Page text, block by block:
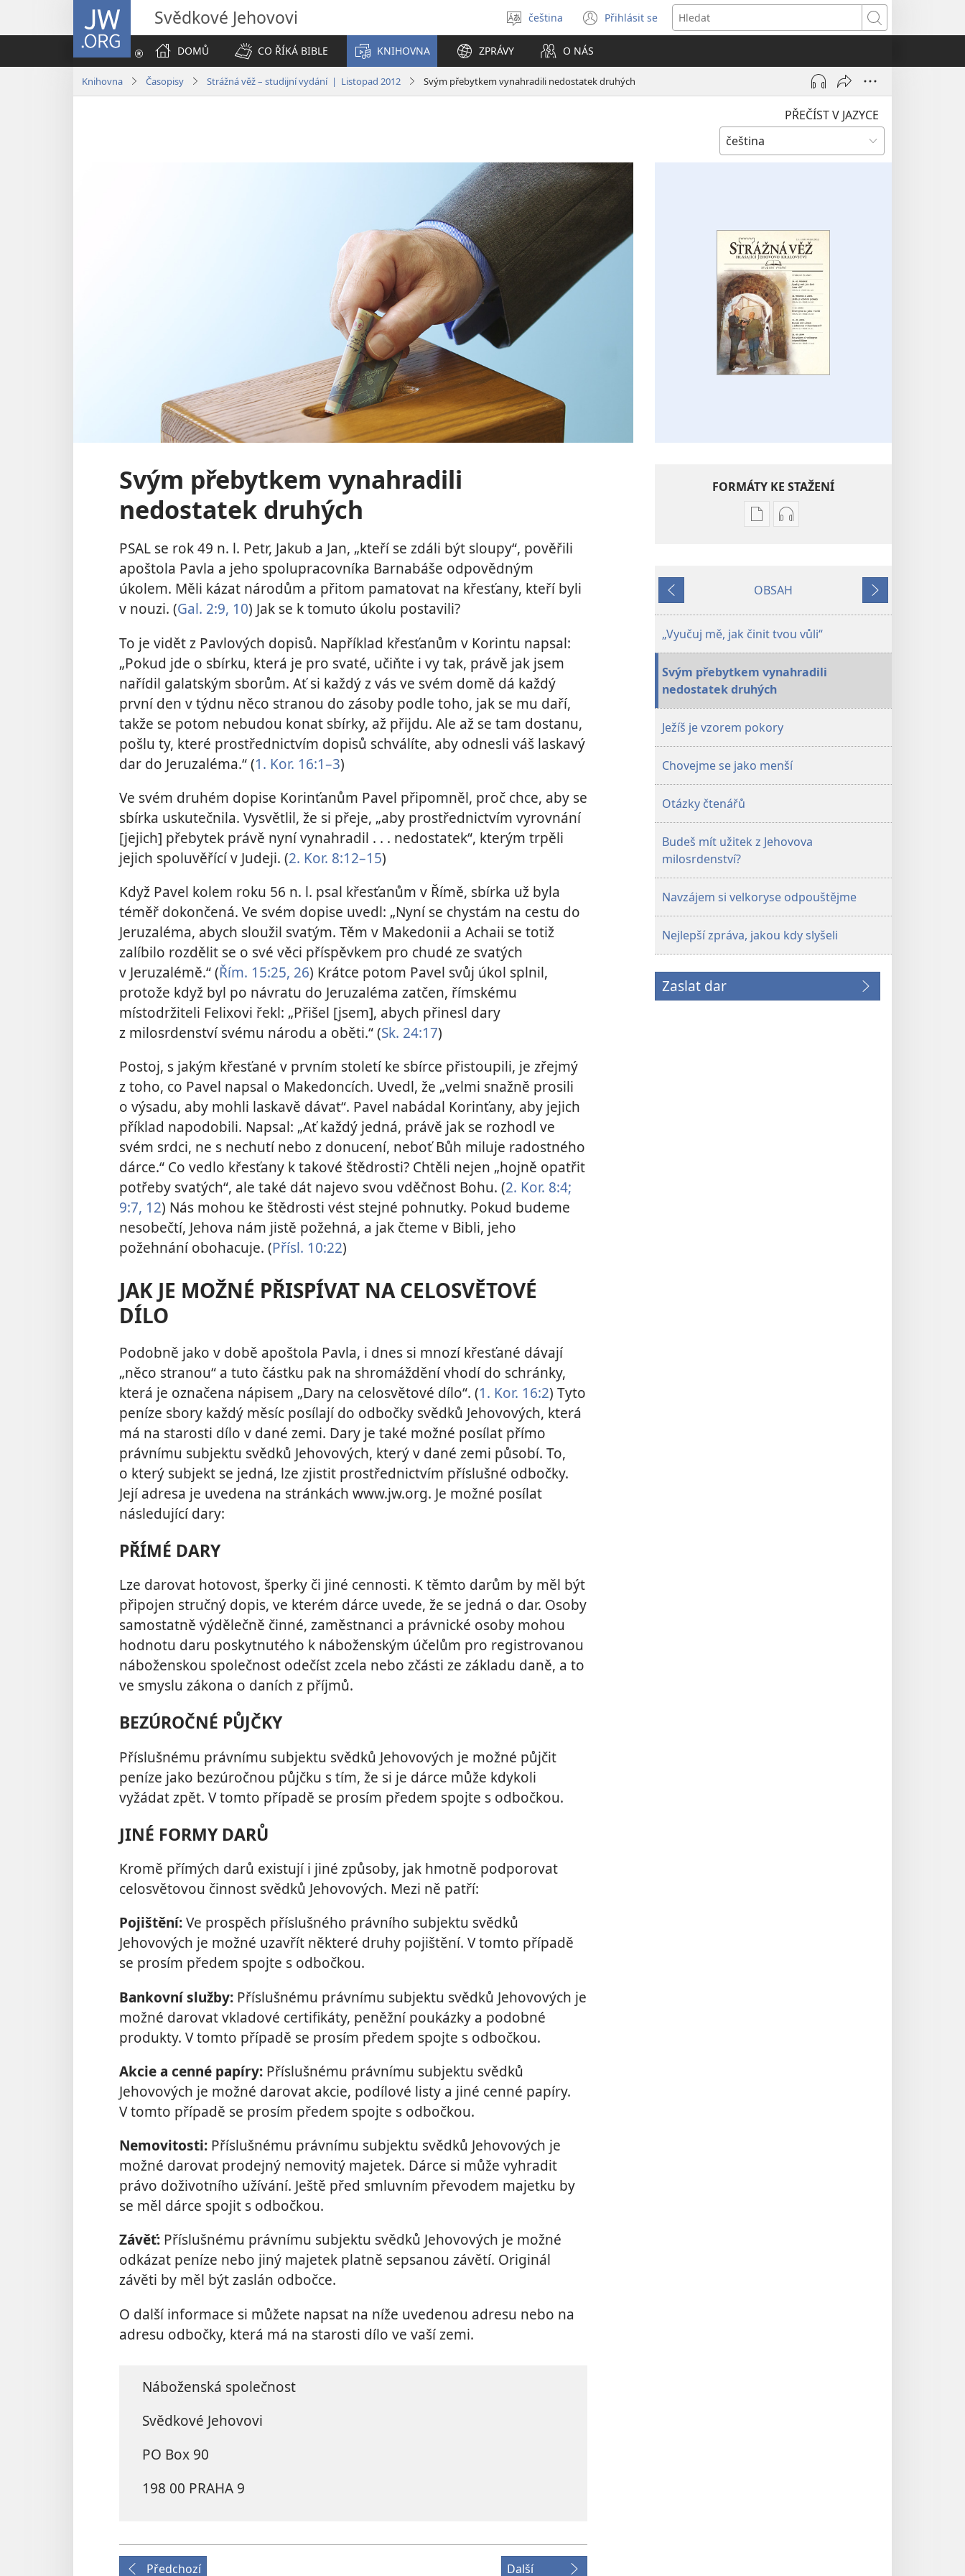
JW.ORG Svědkové Jehovovi
Vybrat
jazyk
čeština Přihlásit se
(otevřeno
nové
Hledat
DOMŮ
CO ŘÍKÁ BIBLE KNIHOVNA ZPRÁVY O NÁS
Knihovna Časopisy Strážná věž – studijní vydání | Listopad 2012 Svým přebytkem vynahradili nedostatek druhých
PŘEČÍST V JAZYCE
Svým přebytkem vynahradili
nedostatek druhých
PSAL se rok 49 n. l. Petr, Jakub a Jan, „kteří se zdáli být sloupy“, pověřili
apoštola Pavla a jeho spolupracovníka Barnabáše odpovědným
úkolem. Měli kázat národům a přitom pamatovat na křesťany, kteří byli
v nouzi. (Gal. 2:9, 10) Jak se k tomuto úkolu postavili?
To je vidět z Pavlových dopisů. Například křesťanům v Korintu napsal:
„Pokud jde o sbírku, která je pro svaté, učiňte i vy tak, právě jak jsem
nařídil galatským sborům. Ať si každý z vás ve svém domě dá každý
první den v týdnu něco stranou do zásoby podle toho, jak se mu daří,
takže se potom nebudou konat sbírky, až přijdu. Ale až se tam dostanu,
pošlu ty, které prostřednictvím dopisů schválíte, aby odnesli váš laskavý
dar do Jeruzaléma.“ (1. Kor. 16:1–3)
Ve svém druhém dopise Korinťanům Pavel připomněl, proč chce, aby se
sbírka uskutečnila. Vysvětlil, že si přeje, „aby prostřednictvím vyrovnání
[jejich] přebytek právě nyní vynahradil . . . nedostatek“, kterým trpěli
jejich spoluvěřící v Judeji. (2. Kor. 8:12–15)
Když Pavel kolem roku 56 n. l. psal křesťanům v Římě, sbírka už byla
téměř dokončená. Ve svém dopise uvedl: „Nyní se chystám na cestu do
Jeruzaléma, abych sloužil svatým. Těm v Makedonii a Achaii se totiž
zalíbilo rozdělit se o své věci příspěvkem pro chudé ze svatých
v Jeruzalémě.“ (Řím. 15:25, 26) Krátce potom Pavel svůj úkol splnil,
protože když byl po návratu do Jeruzaléma zatčen, římskému
místodržiteli Felixovi řekl: „Přišel [jsem], abych přinesl dary
z milosrdenství svému národu a oběti.“ (Sk. 24:17)
Postoj, s jakým křesťané v prvním století ke sbírce přistoupili, je zřejmý
z toho, co Pavel napsal o Makedoncích. Uvedl, že „velmi snažně prosili
o výsadu, aby mohli laskavě dávat“. Pavel nabádal Korinťany, aby jejich
příklad napodobili. Napsal: „Ať každý jedná, právě jak se rozhodl ve
svém srdci, ne s nechutí nebo z donucení, neboť Bůh miluje radostného
dárce.“ Co vedlo křesťany k takové štědrosti? Chtěli nejen „hojně opatřit
potřeby svatých“, ale také dát najevo svou vděčnost Bohu. (2. Kor. 8:4;
9:7, 12) Nás mohou ke štědrosti vést stejné pohnutky. Pokud budeme
nesobečtí, Jehova nám jistě požehná, a jak čteme v Bibli, jeho
požehnání obohacuje. (Přísl. 10:22)
JAK JE MOŽNÉ PŘISPÍVAT NA CELOSVĚTOVÉ
DÍLO
Podobně jako v době apoštola Pavla, i dnes si mnozí křesťané dávají
„něco stranou“ a tuto částku pak na shromáždění vhodí do schránky,
která je označena nápisem „Dary na celosvětové dílo“. (1. Kor. 16:2) Tyto
peníze sbory každý měsíc posílají do odbočky svědků Jehovových, která
má na starosti dílo v dané zemi. Dary je také možné posílat přímo
právnímu subjektu svědků Jehovových, který v dané zemi působí. To,
o který subjekt se jedná, lze zjistit prostřednictvím příslušné odbočky.
Její adresa je uvedena na stránkách www.jw.org. Je možné posílat
následující dary:
PŘÍMÉ DARY
Lze darovat hotovost, šperky či jiné cennosti. K těmto darům by měl být
připojen stručný dopis, ve kterém dárce uvede, že se jedná o dar. Osoby
samostatně výdělečně činné, zaměstnanci a právnické osoby mohou
hodnotu daru poskytnutého k náboženským účelům pro registrovanou
náboženskou společnost odečíst zcela nebo zčásti ze základu daně, a to
ve smyslu zákona o daních z příjmů.
BEZÚROČNÉ PŮJČKY
Příslušnému právnímu subjektu svědků Jehovových je možné půjčit
peníze jako bezúročnou půjčku s tím, že si je dárce může kdykoli
vyžádat zpět. V tomto případě se prosím předem spojte s odbočkou.
JINÉ FORMY DARŮ
Kromě přímých darů existují i jiné způsoby, jak hmotně podporovat
celosvětovou činnost svědků Jehovových. Mezi ně patří:
Pojištění:Ve prospěch příslušného právního subjektu svědků
Jehovových je možné uzavřít některé druhy pojištění. V tomto případě
se prosím předem spojte s odbočkou.
Bankovní služby: Příslušnému právnímu subjektu svědků Jehovových je
možné darovat vkladové certifikáty, peněžní poukázky a podobné
produkty. V tomto případě se prosím předem spojte s odbočkou.
Akcie a cenné papíry: Příslušnému právnímu subjektu svědků
Jehovových je možné darovat akcie, podílové listy a jiné cenné papíry.
V tomto případě se prosím předem spojte s odbočkou.
Nemovitosti: Příslušnému právnímu subjektu svědků Jehovových je
možné darovat prodejný nemovitý majetek. Dárce si může vyhradit
právo doživotního užívání. Ještě před smluvním převodem majetku by
se měl dárce spojit s odbočkou.
Závěť: Příslušnému právnímu subjektu svědků Jehovových je možné
odkázat peníze nebo jiný majetek platně sepsanou závětí. Originál
závěti by měl být zaslán odbočce.
O další informace si můžete napsat na níže uvedenou adresu nebo na
adresu odbočky, která má na starosti dílo ve vaší zemi.
Náboženská společnost
Svědkové Jehovovi
PO Box 90
198 00 PRAHA 9
Předchozí Další
FORMÁTY KE STAŽENÍ
Formáty
STRÁŽNÁ
STUDIJNÍ
VYDÁNÍ
Formáty
STRÁŽNÁ
STUDIJNÍ
VYDÁNÍ
Předchozí
OBSAH
Další
„Vyučuj mě, jak činit tvou vůli“
Svým přebytkem vynahradili
nedostatek druhých
Ježíš je vzorem pokory
Chovejme se jako menší
Otázky čtenářů
Budeš mít užitek z Jehovova
milosrdenství?
Navzájem si velkoryse odpouštějme
Nejlepší zpráva, jakou kdy slyšeli
Zaslat dar